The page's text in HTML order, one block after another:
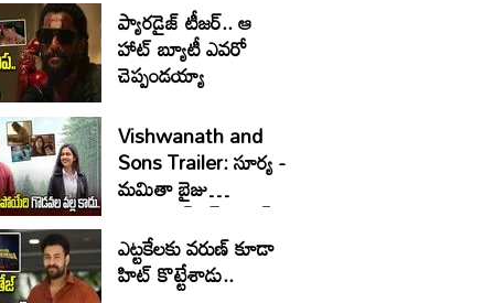
ప్యారడైజ్ టీజర్.. ఆ
హాట్ బ్యూటీ ఎవరో
చెప్పండయ్యా
Vishwanath and
Sons Trailer: సూర్య -
మమితా బైజు
ఎమోషనల్ రైడ్.. హిట్
పక్కా
ఎట్టకేలకు వరుణ్ కూడా
హిట్ కొట్టేశాడు..